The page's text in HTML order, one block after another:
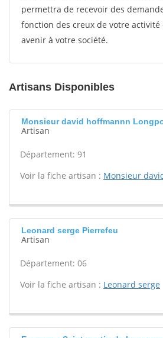
permettra de recevoir des
fonction des creux de votre
avenir à votre société.
Artisans Disponibles
Monsieur david hoffmannn
Artisan
Département: 91
Voir la fiche artisan : Monsieur
Leonard serge Pierrefeu
Artisan
Département: 06
Voir la fiche artisan : Leonard serge